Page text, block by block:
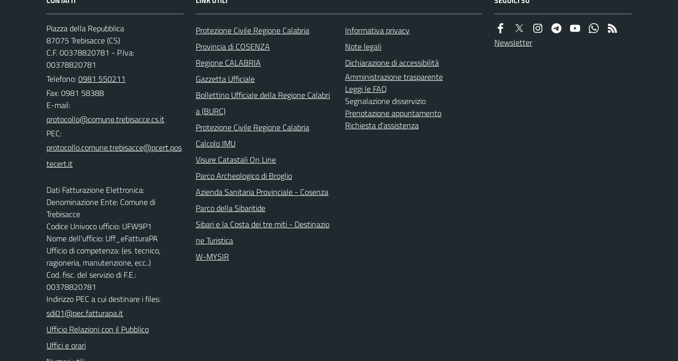
Piazza della Repubblica
87075 Trebisacce (CS)
C.F. 00378820781 - P.Iva:
00378820781
Telefono:0981 550211
Fax: 0981 58388
E-mail:
PEC:
Dati Fatturazione Elettronica:
Denominazione Ente: Comune di
Trebisacce
Codice Univoco ufficio: UFW9P1
Nome dell'ufficio: Uff_eFatturaPA
Ufficio di competenza: (es. tecnico,
ragioneria, manutenzione, ecc..)
Cod. fisc. del servizio di F.E.:
00378820781
Indirizzo PEC a cui destinare i files:
sdi01@pec.fatturapa.it
Ufficio Relazioni con il Pubblico
Uffici e orari
Protezione Civile Regione Calabria
Provincia di COSENZA
Regione CALABRIA
Gazzetta Ufficiale
Bollettino Ufficiale della Regione Calabri
a (BURC)
Protezione Civile Regione Calabria
Calcolo IMU
Visure Catastali On Line
Parco Archeologico di Broglio
Azienda Sanitaria Provinciale - Cosenza
Parco della Sibaritide
Sibari e la Costa dei tre miti - Destinazio
ne Turistica
W-MYSIR
Informativa privacy
Note legali
Dichiarazione di accessibilità
Amministrazione trasparente
Leggi le FAQ
Segnalazione disservizio
Prenotazione appuntamento
Richiesta d'assistenza
Newsletter